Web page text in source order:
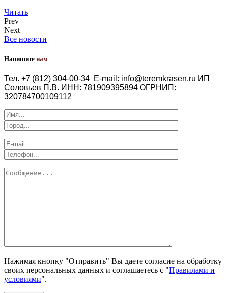
Читать
Prev
Next
Все новости
Напишите нам
Тел. +7 (812) 304-00-34 E-mail: info@teremkrasen.ru ИП
Соловьев П.В. ИНН: 781909395894 ОГРНИП:
320784700109112
Нажимая кнопку "Отправить" Вы даете согласие на обработку
своих персональных данных и соглашаетесь с "Правилами и
условиями".